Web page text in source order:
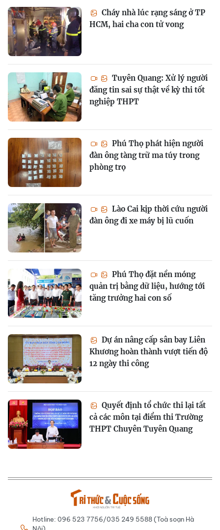
Cháy nhà lúc rạng sáng ở TP
HCM, hai cha con tử vong
Tuyên Quang: Xử lý người
đăng tin sai sự thật về kỳ thi tốt
nghiệp THPT
Phú Thọ phát hiện người
đàn ông tàng trữ ma túy trong
phòng trọ
Lào Cai kịp thời cứu người
đàn ông đi xe máy bị lũ cuốn
Phú Thọ đặt nền móng
quản trị bằng dữ liệu, hướng tới
tăng trưởng hai con số
Dự án nâng cấp sân bay Liên
Khương hoàn thành vượt tiến độ
12 ngày thi công
Quyết định tổ chức thi lại tất
cả các môn tại điểm thi Trường
THPT Chuyên Tuyên Quang
Hotline: 096 523 7756/035 249 5588 (Toà soạn Hà